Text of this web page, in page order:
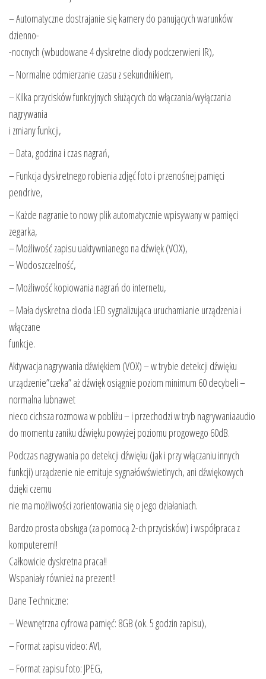
– Automatyczne dostrajanie się kamery do panujących warunków
dzienno-
-nocnych (wbudowane 4 dyskretne diody podczerwieni IR),
– Normalne odmierzanie czasu z sekundnikiem,
– Kilka przycisków funkcyjnych służących do włączania/wyłączania
nagrywania
i zmiany funkcji,
– Data, godzina i czas nagrań,
– Funkcja dyskretnego robienia zdjęć foto i przenośnej pamięci
pendrive,
– Każde nagranie to nowy plik automatycznie wpisywany w pamięci
zegarka,
– Możliwość zapisu uaktywnianego na dźwięk (VOX),
– Wodoszczelność,
– Możliwość kopiowania nagrań do internetu,
– Mała dyskretna dioda LED sygnalizująca uruchamianie urządzenia i
włączane
funkcje.
Aktywacja nagrywania dźwiękiem (VOX) – w trybie detekcji dźwięku
urządzenie”czeka” aż dźwięk osiągnie poziom minimum 60 decybeli –
normalna lubnawet
nieco cichsza rozmowa w pobliżu – i przechodzi w tryb nagrywaniaaudio
do momentu zaniku dźwięku powyżej poziomu progowego 60dB.
Podczas nagrywania po detekcji dźwięku (jak i przy włączaniu innych
funkcji) urządzenie nie emituje sygnałówświetlnych, ani dźwiękowych
dzięki czemu
nie ma możliwości zorientowania się o jego działaniach.
Bardzo prosta obsługa (za pomocą 2-ch przycisków) i współpraca z
komputerem!!
Całkowicie dyskretna praca!!
Wspaniały również na prezent!!
Dane Techniczne:
– Wewnętrzna cyfrowa pamięć: 8GB (ok. 5 godzin zapisu),
– Format zapisu video: AVI,
– Format zapisu foto: JPEG,